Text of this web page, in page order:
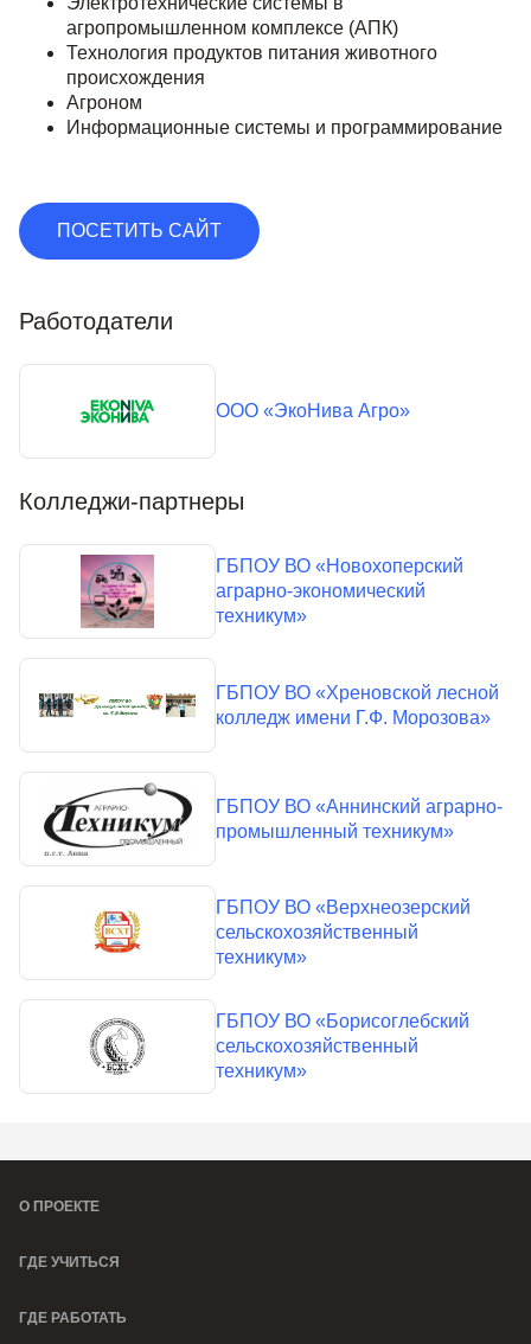
агропромышленном комплексе (АПК)
Технология продуктов питания животного
происхождения
Агроном
Информационные системы и программирование
ПОСЕТИТЬ САЙТ
Работодатели
ООО «ЭкоНива Агро»
Колледжи-партнеры
ГБПОУ ВО «Новохоперский
аграрно-экономический
техникум»
ГБПОУ ВО «Хреновской лесной
колледж имени Г.Ф. Морозова»
ГБПОУ ВО «Аннинский аграрно-
промышленный техникум»
ГБПОУ ВО «Верхнеозерский
сельскохозяйственный
техникум»
ГБПОУ ВО «Борисоглебский
сельскохозяйственный
техникум»
О ПРОЕКТЕ
ГДЕ УЧИТЬСЯ
ГДЕ РАБОТАТЬ